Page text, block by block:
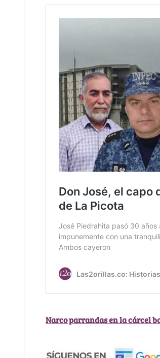
Narco parrandas en la cárcel